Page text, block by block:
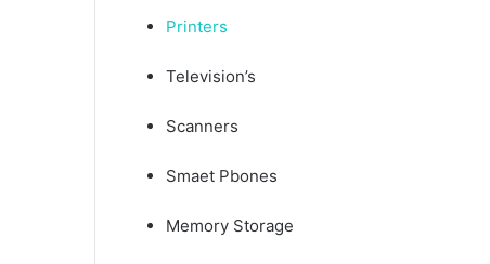
Printers
Television’s
Scanners
Smaet Pbones
Memory Storage